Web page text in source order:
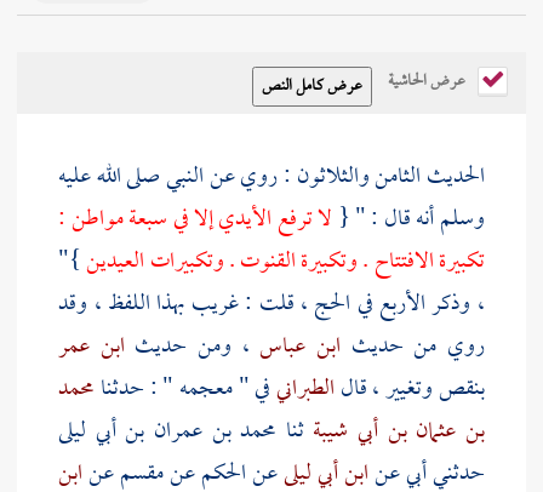
عرض الحاشية
الحديث الثامن والثلاثون : روي عن النبي صلى الله عليه
وسلم أنه قال : " { لا ترفع الأيدي إلا في سبعة مواطن :
تكبيرة الافتتاح . وتكبيرة القنوت . وتكبيرات العيدين}"
، وذكر الأربع في الحج ، قلت : غريب بهذا اللفظ ، وقد
روي من حديث ابن عباس ، ومن حديث ابن عمر
بنقص وتغيير ، قالالطبرانيفي " معجمه " : حدثنامحمد
بن عثمان بن أبي شيبةثنا محمد بن عمران بن أبي ليلى
حدثني أبي عنابن أبي ليلىعنالحكمعنمقسمعنابن